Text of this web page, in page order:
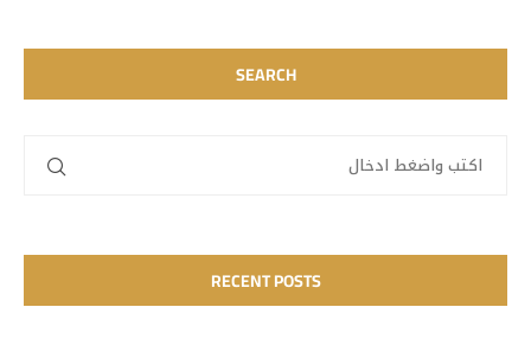
SEARCH
RECENT POSTS